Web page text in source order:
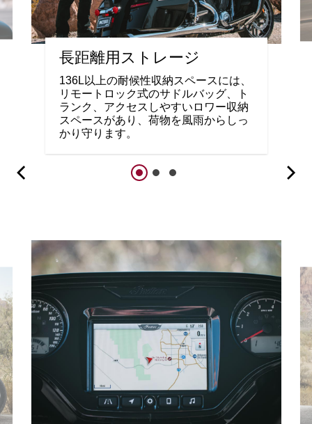
長距離用ストレージ
136L以上の耐候性収納スペースには、
リモートロック式のサドルバッグ、ト
ランク、アクセスしやすいロワー収納
スペースがあり、荷物を風雨からしっ
かり守ります。